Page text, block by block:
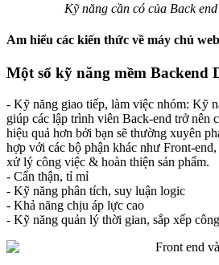
Kỹ năng cần có của Back
Am hiểu các kiến thức về máy chủ
Một số kỹ năng mềm Backend
- Kỹ năng giao tiếp, làm việc nhóm: Kỹ
giúp các lập trình viên Back-end trở nên
hiệu quả hơn bởi bạn sẽ thường xuyên
hợp với các bộ phận khác như Front-
xử lý công việc & hoàn thiện sản phẩm.
- Cẩn thận, tỉ mỉ
- Kỹ năng phân tích, suy luận logic
- Khả năng chịu áp lực cao
- Kỹ năng quản lý thời gian, sắp xếp